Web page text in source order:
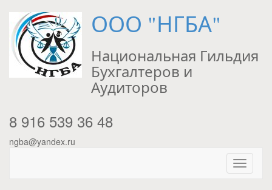
ООО "НГБА"
Национальная Гильдия
Бухгалтеров и
Аудиторов
8 916 539 36 48
ngba@yandex.ru